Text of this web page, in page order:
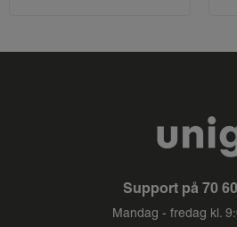
Support på 70
Mandag - fredag kl.